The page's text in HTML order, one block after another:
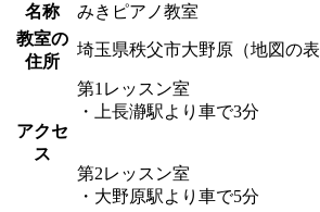
名称
みきピアノ教室
教室の
住所
埼玉県秩父市大野原（地図の表
アクセ
ス
第1レッスン室
・上長瀞駅より車で3分
第2レッスン室
・大野原駅より車で5分